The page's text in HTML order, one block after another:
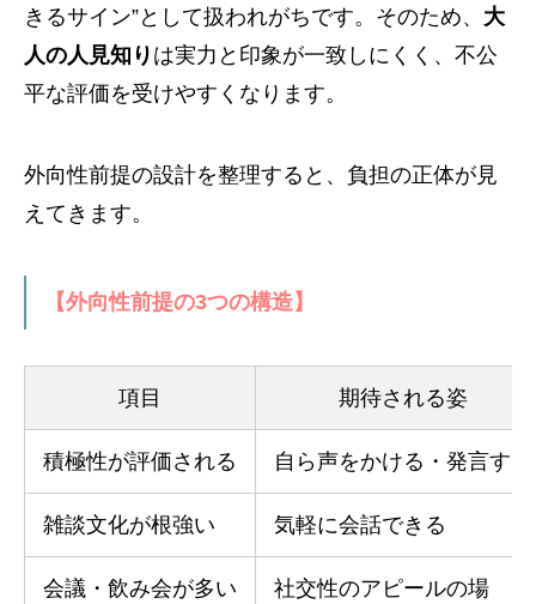
きるサイン”として扱われがちです。そのため、 大
人の人見知り は実力と印象が一致しにくく、不公
平な評価を受けやすくなります。
外向性前提の設計を整理すると、負担の正体が見
えてきます。
【外向性前提の3つの構造】
項目 期待される姿
積極性が評価される 自ら声をかける・発言する
雑談文化が根強い 気軽に会話できる
会議・飲み会が多い 社交性のアピールの場